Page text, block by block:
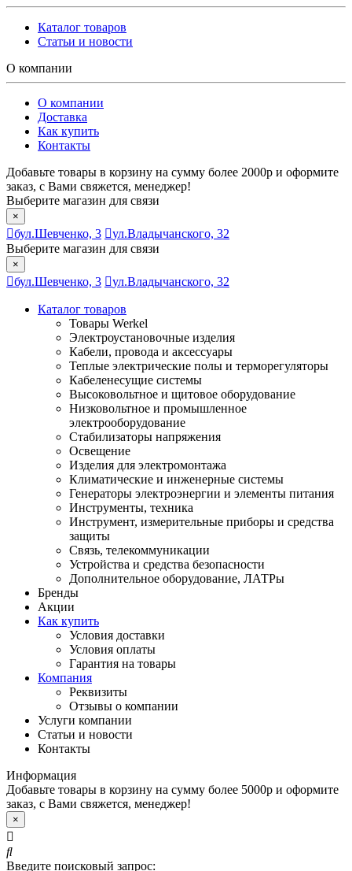
Каталог товаров
Статьи и новости
О компании
О компании
Доставка
Как купить
Контакты
Добавьте товары в корзину на сумму более 2000р и оформите
заказ, с Вами свяжется, менеджер!
Выберите магазин для связи
×
бул.Шевченко, 3
ул.Владычанского, 32
Выберите магазин для связи
×
бул.Шевченко, 3 ул.Владычанского, 32
Каталог товаров
Товары Werkel
Электроустановочные изделия
Кабели, провода и аксессуары
Теплые электрические полы и терморегуляторы
Кабеленесущие системы
Высоковольтное и щитовое оборудование
Низковольтное и промышленное
электрооборудование
Стабилизаторы напряжения
Освещение
Изделия для электромонтажа
Климатические и инженерные системы
Генераторы электроэнергии и элементы питания
Инструменты, техника
Инструмент, измерительные приборы и средства
защиты
Связь, телекоммуникации
Устройства и средства безопасности
Дополнительное оборудование, ЛАТРы
Бренды
Акции
Как купить
Условия доставки
Условия оплаты
Гарантия на товары
Компания
Реквизиты
Отзывы о компании
Услуги компании
Статьи и новости
Контакты
Информация
Добавьте товары в корзину на сумму более 5000р и оформите
заказ, с Вами свяжется, менеджер!
×
Введите поисковый запрос: